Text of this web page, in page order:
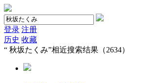
登录 注册
历史 收藏
“ 秋坂たくみ”相近搜索结果（2634）